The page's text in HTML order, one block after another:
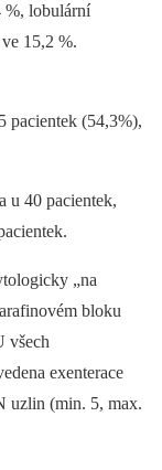
%, lobulární
15,2 %.
pacientek (54,3%),
u 40 pacientek,
„na
bloku
všech
exenterace
uzlin (min. 5, max.